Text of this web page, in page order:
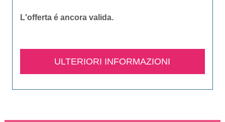
L'offerta é ancora valida.​
ULTERIORI INFORMAZIONI